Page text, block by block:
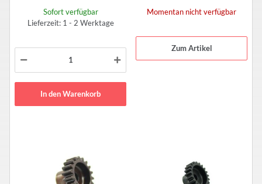
Sofort verfügbar
Lieferzeit: 1 - 2 Werktage
In den Warenkorb
Momentan nicht verfügbar
Zum Artikel